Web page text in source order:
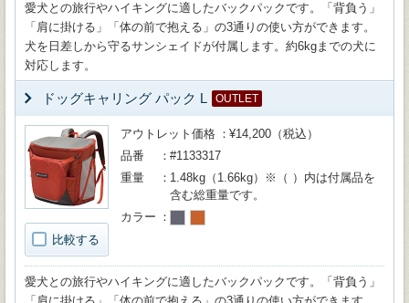
愛犬との旅行やハイキングに適したバックパックです。「背負う」
「肩に掛ける」「体の前で抱える」の3通りの使い方ができます。
犬を日差しから守るサンシェイドが付属します。約6kgまでの犬に
対応します。
ドッグキャリング パック L OUTLET
比較する
アウトレット価格
¥14,200（税込）
品番
#1133317
重量
1.48kg（1.66kg）※（ ）内は付属品を
含む総重量です。
カラー
愛犬との旅行やハイキングに適したバックパックです。「背負う」